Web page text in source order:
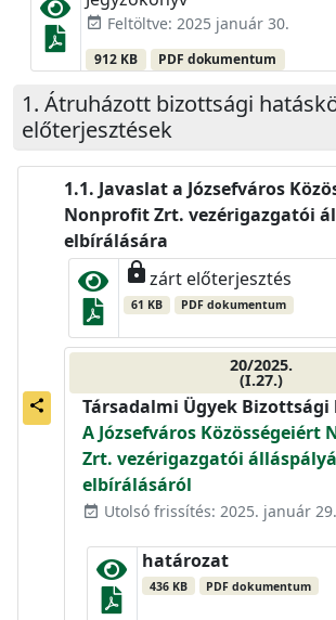
event_available Feltöltve: 2025 január 30.
912 KB PDF dokumentum
Átruházott bizottsági
előterjesztések
share
Javaslat a Józsefváros
Nonprofit Zrt. vezérigazgatói
elbírálására
lockzárt előterjesztés
61 KB PDF dokumentum
20/2025.
(I.27.)
Társadalmi Ügyek
A Józsefváros Közösségeiért
Zrt. vezérigazgatói
elbírálásáról
event_available Utolsó frissítés: 2025. január 29.
határozat
436 KB PDF dokumentum